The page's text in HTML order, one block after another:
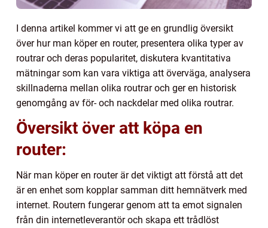
I denna artikel kommer vi att ge en grundlig översikt
över hur man köper en router, presentera olika typer av
routrar och deras popularitet, diskutera kvantitativa
mätningar som kan vara viktiga att överväga, analysera
skillnaderna mellan olika routrar och ger en historisk
genomgång av för- och nackdelar med olika routrar.
Översikt över att köpa en
router:
När man köper en router är det viktigt att förstå att det
är en enhet som kopplar samman ditt hemnätverk med
internet. Routern fungerar genom att ta emot signalen
från din internetleverantör och skapa ett trådlöst